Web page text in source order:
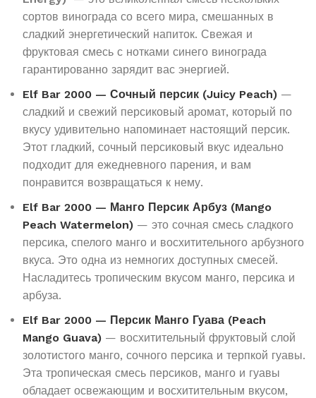
сортов винограда со всего мира, смешанных в
сладкий энергетический напиток. Свежая и
фруктовая смесь с нотками синего винограда
гарантированно зарядит вас энергией.
Elf Bar 2000 — Сочный персик (Juicy Peach) —
сладкий и свежий персиковый аромат, который по
вкусу удивительно напоминает настоящий персик.
Этот гладкий, сочный персиковый вкус идеально
подходит для ежедневного парения, и вам
понравится возвращаться к нему.
Elf Bar 2000 — Манго Персик Арбуз (Mango
Peach Watermelon) — это сочная смесь сладкого
персика, спелого манго и восхитительного арбузного
вкуса. Это одна из немногих доступных смесей.
Насладитесь тропическим вкусом манго, персика и
арбуза.
Elf Bar 2000 — Персик Манго Гуава (Peach
Mango Guava) — восхитительный фруктовый слой
золотистого манго, сочного персика и терпкой гуавы.
Эта тропическая смесь персиков, манго и гуавы
обладает освежающим и восхитительным вкусом,